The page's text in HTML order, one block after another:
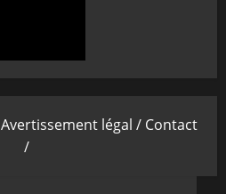
Avertissement légal / Contact
/